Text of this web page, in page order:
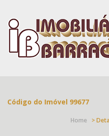
Código do Imóvel 99677
Home >